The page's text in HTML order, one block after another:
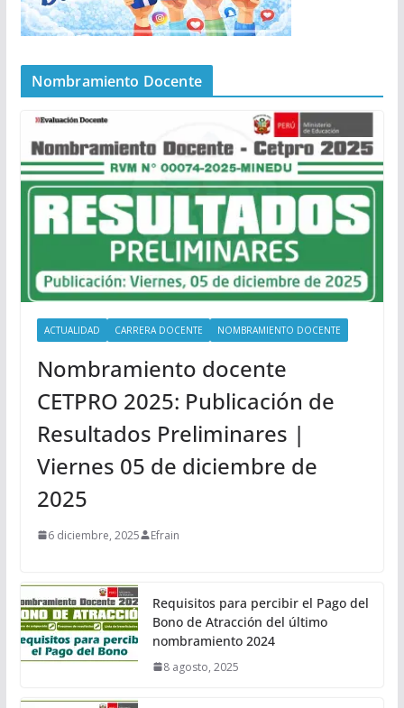
Nombramiento Docente
ACTUALIDAD CARRERA DOCENTE NOMBRAMIENTO DOCENTE
Nombramiento docente
CETPRO 2025: Publicación de
Resultados Preliminares |
Viernes 05 de diciembre de
2025
6 diciembre, 2025 Efrain
Requisitos para percibir el Pago del
Bono de Atracción del último
nombramiento 2024
8 agosto, 2025